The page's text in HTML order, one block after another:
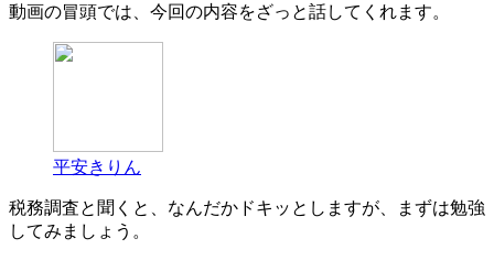
動画の冒頭では、今回の内容をざっと話してくれます。
平安きりん
税務調査と聞くと、なんだかドキッとしますが、まずは勉強
してみましょう。